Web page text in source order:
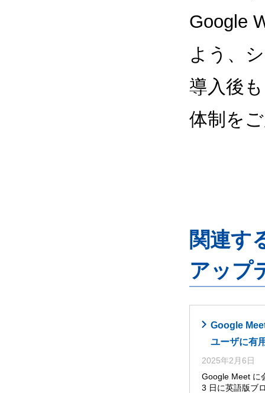
Google
よう、
導入後
体制を
関連す
アップ
Google
ユーザに有
2025年2月6日
Google Meet に
3 日に英語版ブ